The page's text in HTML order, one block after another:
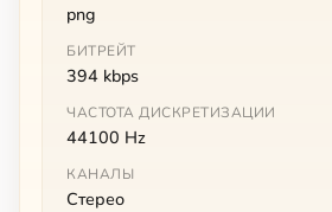
png
БИТРЕЙТ
394 kbps
ЧАСТОТА ДИСКРЕТИЗАЦИИ
44100 Hz
КАНАЛЫ
Стерео